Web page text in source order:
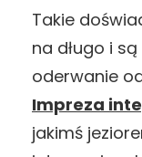
Takie
na długo i
oderwanie
Impreza
jakimś